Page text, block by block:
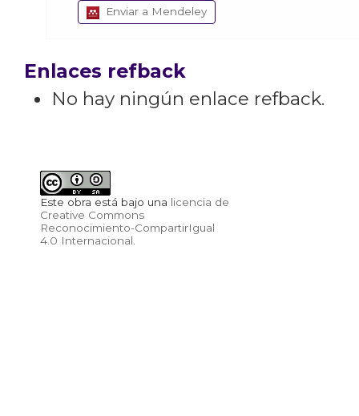
Enviar a Mendeley
Enlaces refback
No hay ningún enlace refback.
Este obra está bajo una licencia de
Creative Commons
Reconocimiento-CompartirIgual
4.0 Internacional